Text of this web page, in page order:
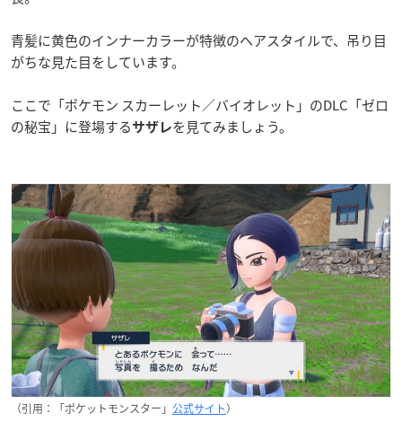
青髪に黄色のインナーカラーが特徴のヘアスタイルで、吊り目
がちな見た目をしています。
ここで「ポケモン スカーレット／バイオレット」のDLC「ゼロ
の秘宝」に登場する サザレを見てみましょう。
（引用：「ポケットモンスター」 公式サイト）